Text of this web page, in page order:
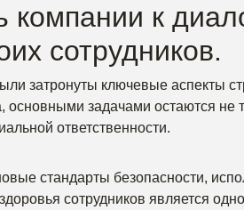
компании к
сотрудников.
затронуты ключевые аспекты
основными задачами остаются не
ответственности.
стандарты безопасности,
сотрудников является